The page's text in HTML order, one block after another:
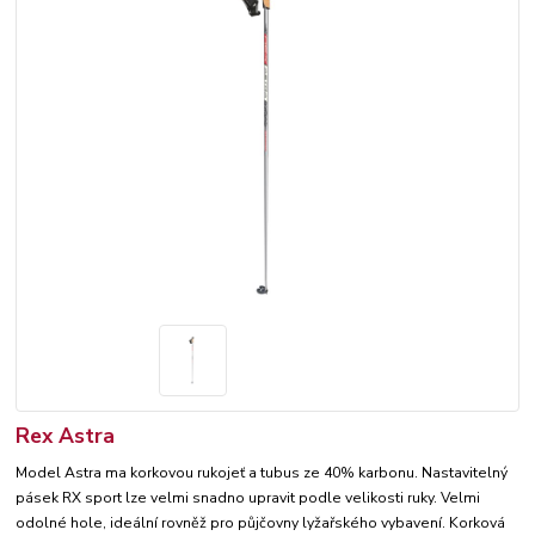
Rex Astra
Model Astra ma korkovou rukojeť a tubus ze 40% karbonu. Nastavitelný
pásek RX sport lze velmi snadno upravit podle velikosti ruky. Velmi
odolné hole, ideální rovněž pro půjčovny lyžařského vybavení. Korková